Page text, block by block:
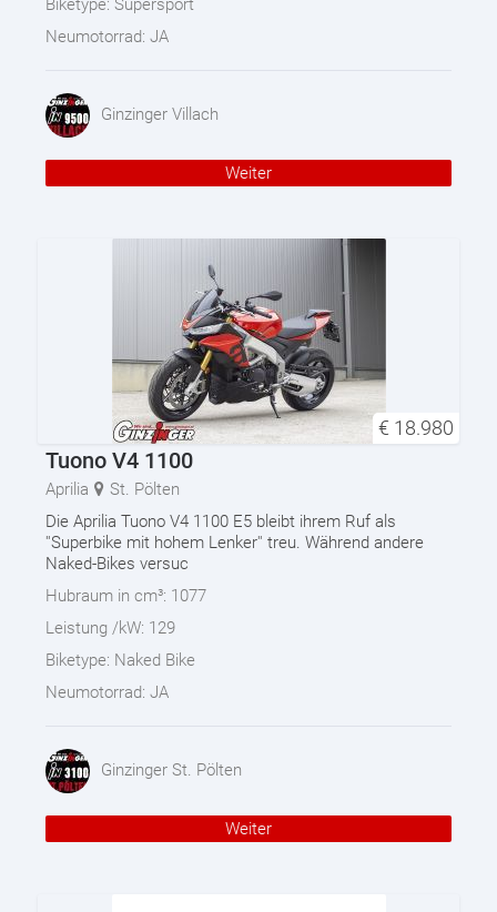
Biketype: Supersport
Neumotorrad: JA
Ginzinger Villach
Weiter
€ 18.980
Tuono V4 1100
Aprilia
St. Pölten
Die Aprilia Tuono V4 1100 E5 bleibt ihrem Ruf als
''Superbike mit hohem Lenker'' treu. Während andere
Naked-Bikes versuc
Hubraum in cm³: 1077
Leistung /kW: 129
Biketype: Naked Bike
Neumotorrad: JA
Ginzinger St. Pölten
Weiter